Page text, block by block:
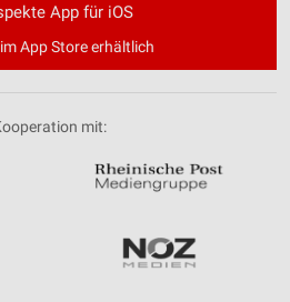
App für iOS
App Store erhältlich
mit: